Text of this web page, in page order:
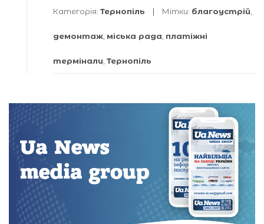
Категорія: Тернопіль Мітки: благоустрій
демонтаж міська рада платіжні
термінали Тернопіль